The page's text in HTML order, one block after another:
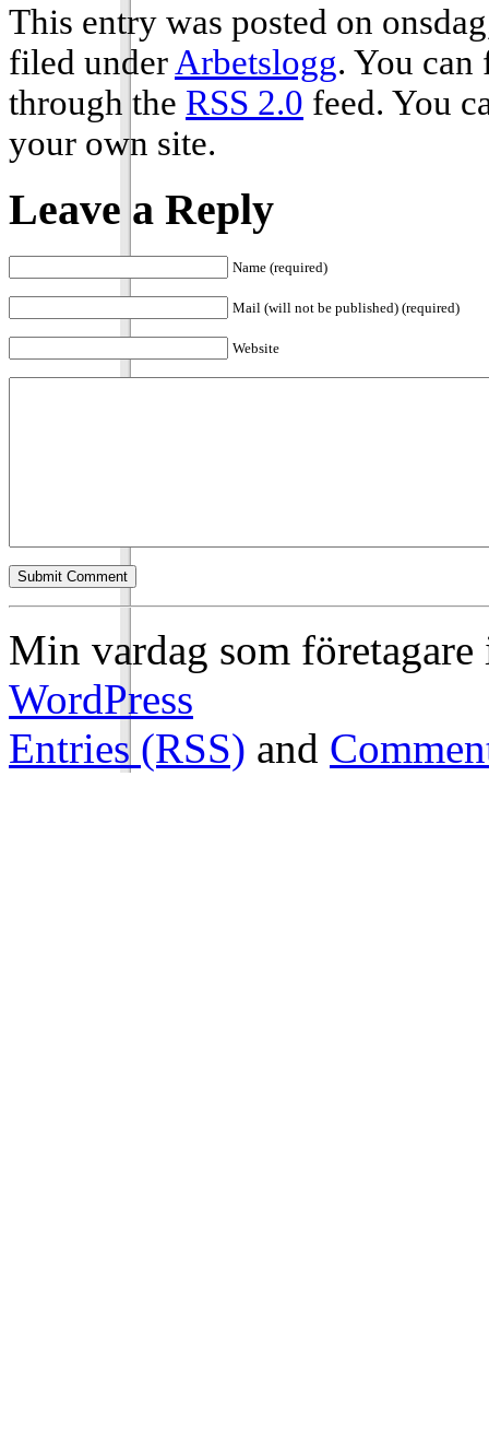
This entry was posted on
filed under Arbetslogg. You can
through the RSS 2.0 feed. You
your own site.
Leave a Reply
Name (required)
Mail (will not be published) (required)
Website
Min vardag som
WordPress
Entries (RSS) and